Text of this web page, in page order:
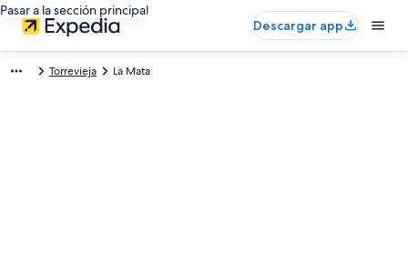
Pasar a la sección principal
Descargar app
Torrevieja La Mata